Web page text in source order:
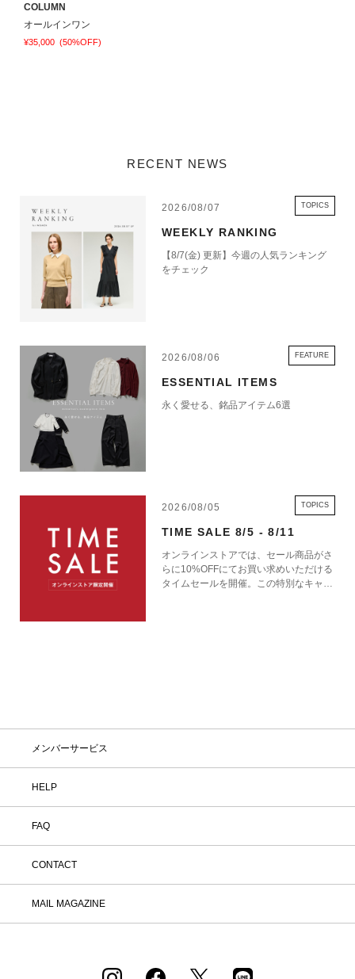
COLUMN
オールインワン
¥35,000 (50%OFF)
RECENT NEWS
2026/08/07 TOPICS
WEEKLY RANKING
【8/7(金) 更新】今週の人気ランキング
をチェック
2026/08/06 FEATURE
ESSENTIAL ITEMS
永く愛せる、銘品アイテム6選
2026/08/05 TOPICS
TIME SALE 8/5 - 8/11
オンラインストアでは、セール商品がさ
らに10%OFFにてお買い求めいただける
タイムセールを開催。この特別なキャン
メンバーサービス
HELP
FAQ
CONTACT
MAIL MAGAZINE